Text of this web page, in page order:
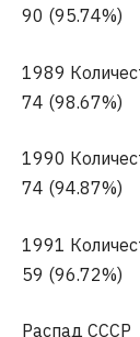
90 (95.74%)
1989
74 (98.67%)
1990
74 (94.87%)
1991
59 (96.72%)
Распад СССР